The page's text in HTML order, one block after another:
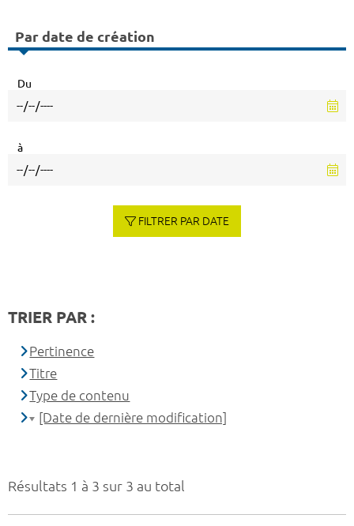
Résultats 1 à 3 sur 3 au total
Par date de création
Du
à
FILTRER PAR DATE
TRIER PAR :
Pertinence
Titre
Type de contenu
[Date de dernière modification]